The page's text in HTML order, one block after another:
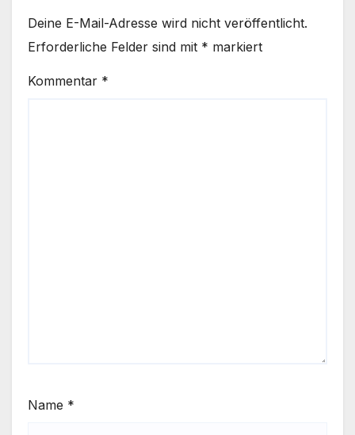
Deine E-Mail-Adresse wird nicht veröffentlicht.
Erforderliche Felder sind mit * markiert
Kommentar *
Name *